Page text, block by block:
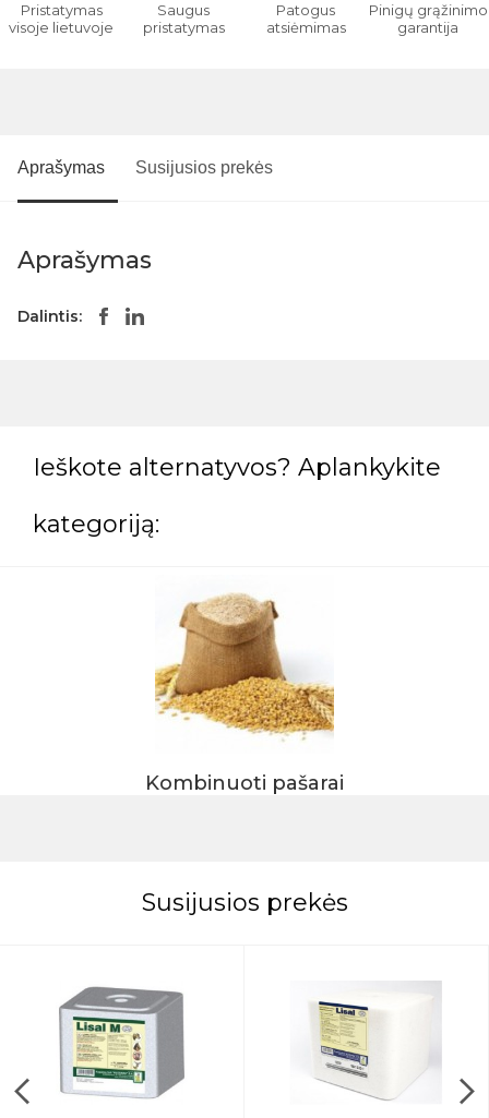
Pristatymas
visoje lietuvoje
Saugus
pristatymas
Patogus
atsiėmimas
Pinigų grąžinimo
garantija
Aprašymas Susijusios prekės
Aprašymas
Dalintis:
Ieškote alternatyvos? Aplankykite
kategoriją:
Kombinuoti pašarai
Susijusios prekės